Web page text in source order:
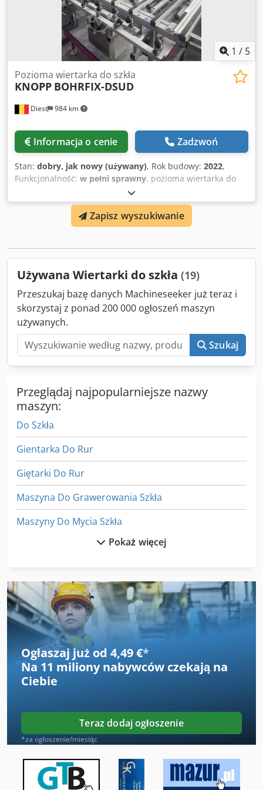
1 / 5
Diest 984 km
Pozioma wiertarka do szkła
KNOPP BOHRFIX-DSUD
Informacja o cenie Zadzwoń
Stan: dobry, jak nowy (używany), Rok budowy: 2022,
Funkcjonalność: w pełni sprawny, pozioma wiertarka do
szkła z wysuwanym stołem rolkowym 700 mm wymiary
maszyny: długość: 1850 mm, wysokość: 1800 mm,
głębokość: 1200 mm Credpfsyub Azex Abuof
Zapisz wyszukiwanie
Używana Wiertarki do szkła (19)
Przeszukaj bazę danych Machineseeker już teraz i
skorzystaj z ponad 200 000 ogłoszeń maszyn
używanych.
Szukaj
Przeglądaj najpopularniejsze nazwy
maszyn:
Do Szkła
Gientarka Do Rur
Giętarki Do Rur
Maszyna Do Grawerowania Szkła
Maszyny Do Mycia Szkła
Multi Wrzeciona Wiertarki
Szlifierka Do Wałków
Szlifierka Do Wierteł
Tokarka Do Drewna
Tokarki Do Drewna
Uchwyt Do Wiertarki
Uchwyt Na Wiertła
Wbijarki Do Palet
Widły Do Wózków Widłowych
Wiertarka Do Papieru
Pokaż więcej
Ogłaszaj już od 4,49 €*
Na 11 miliony nabywców czekają na
Ciebie
Teraz dodaj ogłoszenie
*za ogłoszenie/miesiąc